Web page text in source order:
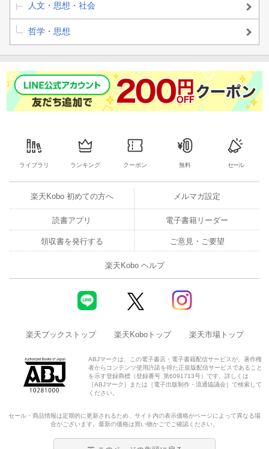
人文・思想・社会
哲学・思想
ライブラリ ランキング クーポン 無料 セール
楽天Kobo 初めての方へ メルマガ設定
読書アプリ 電子書籍リーダー
領収書を発行する ご意見・ご要望
楽天Kobo ヘルプ
楽天ブックストップ 楽天Koboトップ 楽天市場トップ
ABJマークは、この電子書店・電子書籍配信サービスが、著作権
者からコンテンツ使用許諾を得た正規版配信サービスであること
を示す登録商標（登録番号 第6091713号）です。詳しくは
［ABJマーク］または［電子出版制作・流通協議会］で検索して
ください。
セール・商品情報は定期的に更新されるため、サイト内の表示価格がページによって異なる場
合がございます。最新の価格は買い物かごでご確認ください。